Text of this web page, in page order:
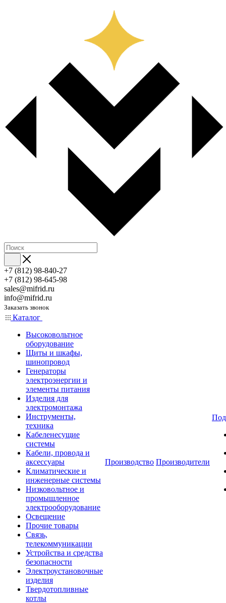
+7 (812) 98-840-27
+7 (812) 98-645-98
sales@mifrid.ru
info@mifrid.ru
Заказать звонок
Каталог
Высоковольтное
оборудование
Щиты и шкафы,
шинопровод
Генераторы
электроэнергии и
элементы питания
Изделия для
электромонтажа
Инструменты,
техника
Кабеленесущие
системы
Кабели, провода и
аксессуары
Климатические и
инженерные системы
Низковольтное и
промышленное
электрооборудование
Освещение
Прочие товары
Связь,
телекоммуникации
Устройства и средства
безопасности
Электроустановочные
изделия
Твердотопливные
котлы
Производство Производители